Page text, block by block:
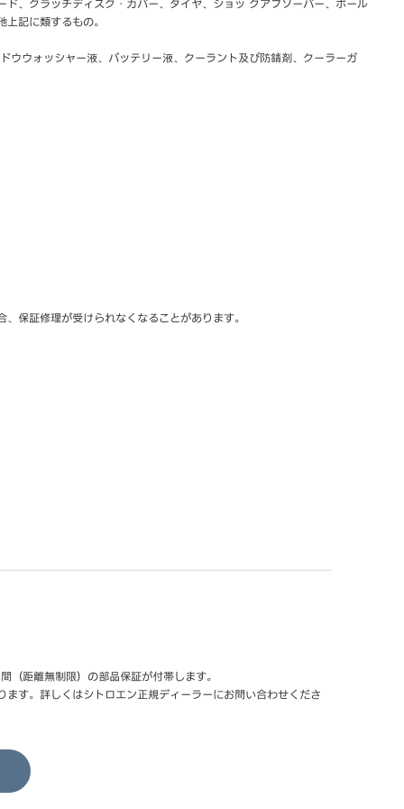
、クラッチディスク・カバー、タイヤ、ショッ クアブソーバー、ボール
記に類するもの。
ウウォッシャー液、バッテリー液、クーラント及び防錆剤、クーラーガ
保証修理が受けられなくなることがあります。
（距離無制限）の部品保証が付帯します。
す。詳しくはシトロエン正規ディーラーにお問い合わせくださ